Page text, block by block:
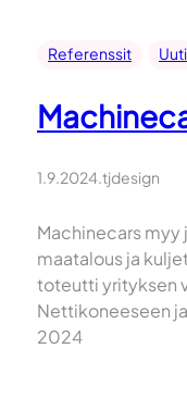
Referenssit
1.9.2024.tjdesign
Machinecars myy
maatalous ja
toteutti yrityksen
Nettikoneeseen
2024